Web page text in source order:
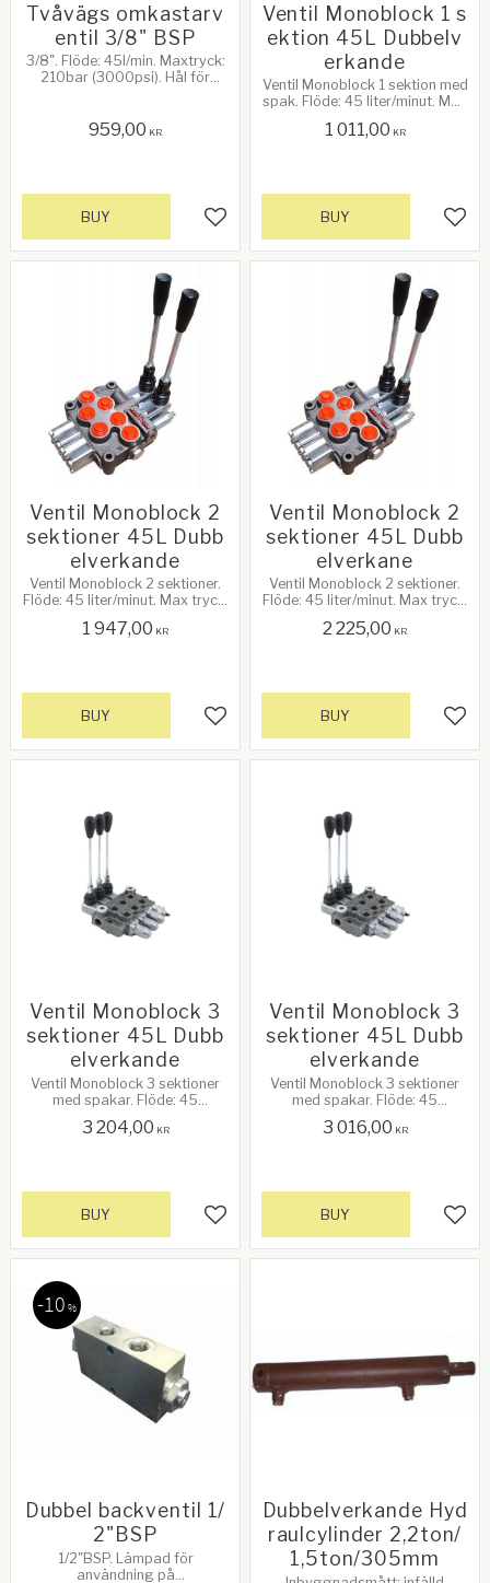
Tvåvägs omkastarv
entil 3/8" BSP
3/8". Flöde: 45l/min. Maxtryck:
210bar (3000psi). Hål för
959,00 KR
Add to favorites
BUY
Ventil Monoblock 1 s
ektion 45L Dubbelv
erkande
Ventil Monoblock 1 sektion med
spak. Flöde: 45 liter/minut. Max
Försedd med
1 011,00 KR
BUY
Ventil Monoblock 2
sektioner 45L Dubb
elverkande
Ventil Monoblock 2 sektioner.
Flöde: 45 liter/minut. Max tryck:
P = In, T = Ut. 1/2" DA. Mer info
1 947,00 KR
Add to favorites
BUY
Ventil Monoblock 2
sektioner 45L Dubb
elverkane
Ventil Monoblock 2 sektioner.
Flöde: 45 liter/minut. Max tryck:
Markeringar: P = In, T = Ut. 3/8"
2 225,00 KR
BUY
Ventil Monoblock 3
sektioner 45L Dubb
elverkande
Ventil Monoblock 3 sektioner
med spakar. Flöde: 45
3700PSI/250 bar.
3 204,00 KR
Add to favorites
BUY
Ventil Monoblock 3
sektioner 45L Dubb
elverkande
Ventil Monoblock 3 sektioner
med spakar. Flöde: 45
4410PSI/250 bar. Markeringar:
3 016,00 KR
BUY
Dubbel backventil 1/
2"BSP
1/2"BSP. Lämpad för
användning på
10 %
Dubbelverkande Hyd
raulcylinder 2,2ton/
1,5ton/305mm